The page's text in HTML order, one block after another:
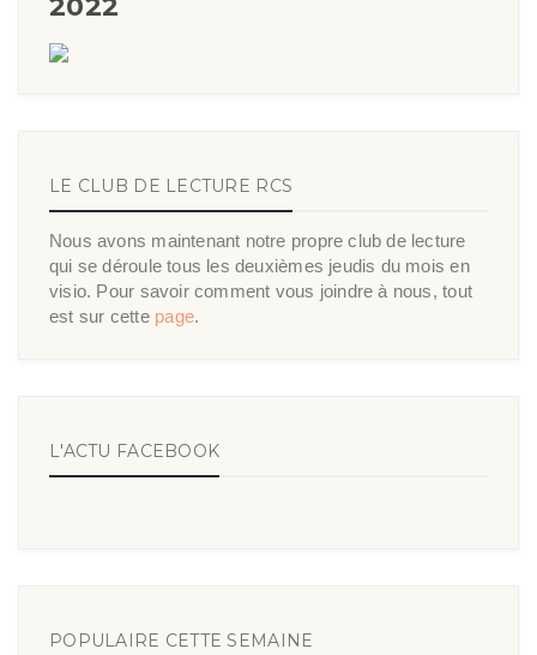
LE CLUB DE LECTURE RCS
Nous avons maintenant notre propre club de lecture
qui se déroule tous les deuxièmes jeudis du mois en
visio. Pour savoir comment vous joindre à nous, tout
est sur cette page.
L'ACTU FACEBOOK
POPULAIRE CETTE SEMAINE